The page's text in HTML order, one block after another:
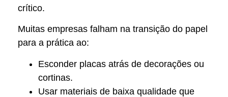
crítico.
Muitas empresas falham na transição do papel
para a prática ao:
Esconder placas atrás de decorações ou
cortinas.
Usar materiais de baixa qualidade que